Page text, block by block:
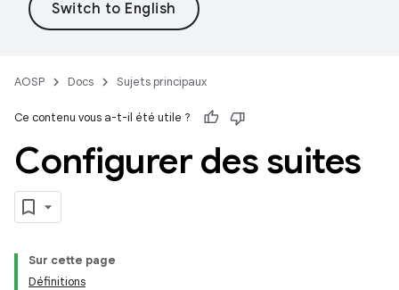
AOSP Docs Sujets principaux
Ce contenu vous a-t-il été utile ?
Configurer des suites
Sur cette page
Définitions